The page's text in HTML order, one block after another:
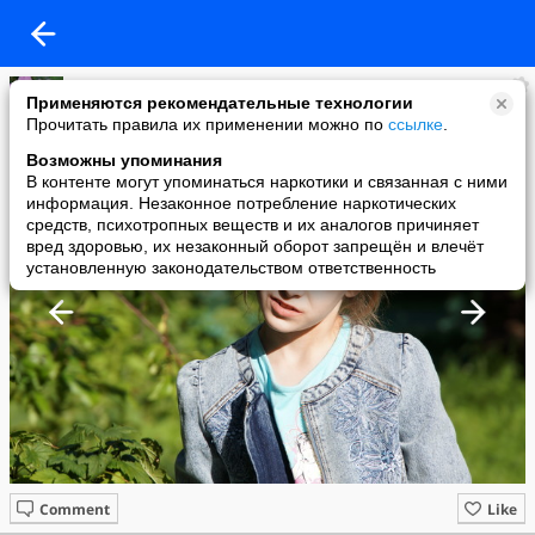
Применяются рекомендательные технологии
Прочитать правила их применении можно по ссылке
Возможны упоминания
В контенте могут упоминаться наркотики и связанная с ними
информация. Незаконное потребление наркотических
средств, психотропных веществ и их аналогов причиняет
вред здоровью, их незаконный оборот запрещён и влечёт
установленную законодательством ответственность
HaTyCuK
added a photo
28 Jul в 00:09
Like
Comment